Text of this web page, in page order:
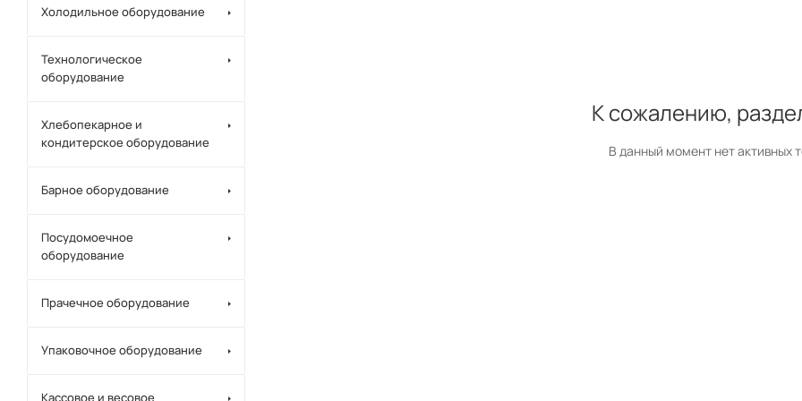
К сожалению,
В данный момент нет активных
Холодильное оборудование
Технологическое
оборудование
Хлебопекарное и
кондитерское оборудование
Барное оборудование
Посудомоечное
оборудование
Прачечное оборудование
Упаковочное оборудование
Кассовое и весовое